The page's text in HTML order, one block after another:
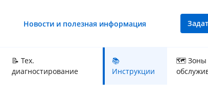
Новости и полезная информация
📝 Тех.
диагностирование
📚
Инструкции
🗺 Зоны